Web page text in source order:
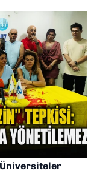
Üniversiteler